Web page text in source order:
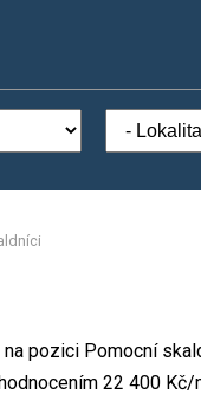
pozici Pomocní
22 400